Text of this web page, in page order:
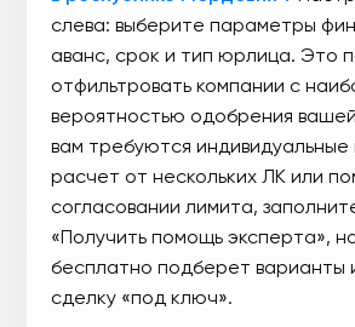
слева: выберите параметры
аванс, срок и тип юрлица. Это
отфильтровать компании с
вероятностью одобрения
вам требуются индивидуальные
расчет от нескольких ЛК или
согласовании лимита,
«Получить помощь эксперта»,
бесплатно подберет варианты
сделку «под ключ».